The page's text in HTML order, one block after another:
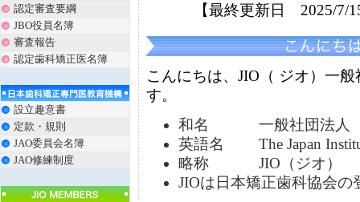
認定審査要綱
JBO役員名簿
審査報告
認定歯科矯正医名簿
設立趣意書
定款・規則
JAO委員会名簿
JAO修練制度
【最終更新日 2025/
こんにちは、JIO（ ジオ）一
す。
和名 一般社団法人
英語名 The Japan
略称 JIO（ジオ）
JIOは日本矯正歯科協会の